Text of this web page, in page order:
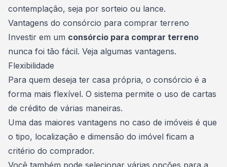
contemplação, seja por sorteio ou lance.
Vantagens do consórcio para comprar terreno
Investir em um consórcio para comprar terreno
nunca foi tão fácil. Veja algumas vantagens.
Flexibilidade
Para quem deseja ter casa própria, o consórcio é a
forma mais flexível. O sistema permite o uso de cartas
de crédito de várias maneiras.
Uma das maiores vantagens no caso de imóveis é que
o tipo, localização e dimensão do imóvel ficam a
critério do comprador.
Você também pode selecionar várias opções para a